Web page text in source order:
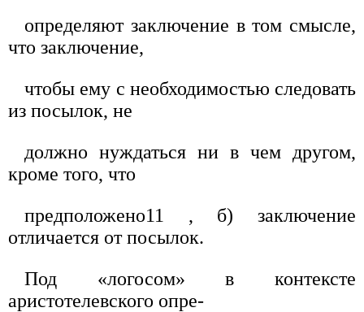
определяют заключение в том смысле,
что заключение,
чтобы ему с необходимостью следовать
из посылок, не
должно нуждаться ни в чем другом,
кроме того, что
предположено11 , б) заключение
отличается от посылок.
Под «логосом» в контексте
аристотелевского опре-